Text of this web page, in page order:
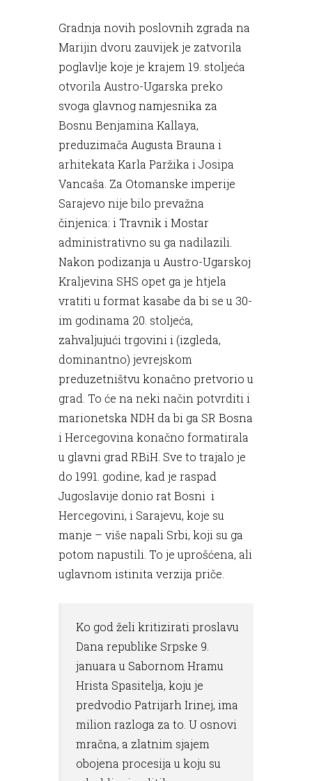
Gradnja novih poslovnih zgrada na
Marijin dvoru zauvijek je zatvorila
poglavlje koje je krajem 19. stoljeća
otvorila Austro-Ugarska preko
svoga glavnog namjesnika za
Bosnu Benjamina Kallaya,
preduzimača Augusta Brauna i
arhitekata Karla Paržika i Josipa
Vancaša. Za Otomanske imperije
Sarajevo nije bilo prevažna
činjenica: i Travnik i Mostar
administrativno su ga nadilazili.
Nakon podizanja u Austro-Ugarskoj
Kraljevina SHS opet ga je htjela
vratiti u format kasabe da bi se u 30-
im godinama 20. stoljeća,
zahvaljujući trgovini i (izgleda,
dominantno) jevrejskom
preduzetništvu konačno pretvorio u
grad. To će na neki način potvrditi i
marionetska NDH da bi ga SR Bosna
i Hercegovina konačno formatirala
u glavni grad RBiH. Sve to trajalo je
do 1991. godine, kad je raspad
Jugoslavije donio rat Bosni i
Hercegovini, i Sarajevu, koje su
manje – više napali Srbi, koji su ga
potom napustili. To je uprošćena, ali
uglavnom istinita verzija priče.
Ko god želi kritizirati proslavu
Dana republike Srpske 9.
januara u Sabornom Hramu
Hrista Spasitelja, koju je
predvodio Patrijarh Irinej, ima
milion razloga za to. U osnovi
mračna, a zlatnim sjajem
obojena procesija u koju su